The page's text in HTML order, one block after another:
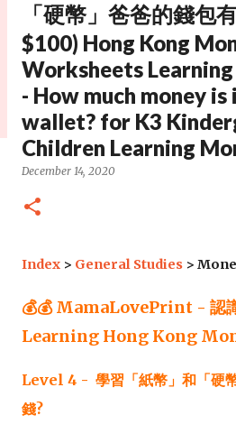
「硬幣」爸爸的錢包
$100) Hong Kong
Worksheets
- How much money is
wallet? for K3
Children Learning
December 14, 2020
Index > General Studies >
💰💰MamaLovePrint - 認
Learning Hong Kong
Level 4 - 學習「紙幣」和「硬
錢?